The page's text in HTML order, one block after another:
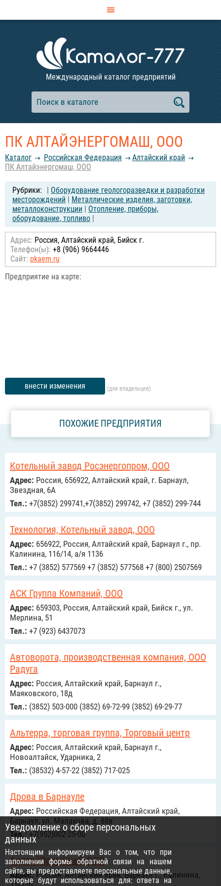
Международный каталог предприятий
ПК АЛТАЙЭНЕРГОМАШ, ООО
Каталог Российcкая Федерация
Алтайский край
ПК Алтайэнергомаш, ООО
| Оборудование геологоразведки и разработки
месторождений | Металлические изделия, заготовки,
металлоконструкции | Отопление, приборы,
оборудование, топливо |
Адрес: Россия, Алтайский край, Бийск г.
Телефон(ы): +8 (906) 9664446
Сайт: pkaem.ru
Предприятие на карте:
внести изменения (для владельцев)
ПОХОЖИЕ ПРЕДПРИЯТИЯ
Котельный завод Росэнергопром, ООО
Адрес: Россия, 656922, Алтайский край, г. Барнаул,
Звездная, 6А
Тел.: +7(3852) 299741,+7(3852) 299742, +7 (3852) 299-744
Технология, Котельный завод, ООО
Адрес: 656922, Россия, Алтайский край, Барнаул г., пр.
Калинина, 116/14, а/я 1136
Тел.: +7 (3852) 577569 +7 (3852) 577568 +7 (800) 2507569
АСК Группа Компаний, ООО
Адрес: 659303, Россия, Алтайский край, Бийск г., ул.
Мерлина, 51
Тел.: +7 (923) 6437073
Автоворота, производственная компания, ООО
Радуга
Адрес: Россия, Алтайский край, Барнаул г.,
Маяковского, 18д
Тел.: (3852) 503-000 (3852) 69-72-99 (3852) 69-29-77
Альтерра, торговая группа, Торговый центр
Адрес: Россия, Алтайский край, Барнаул г.,
Новоалтайск, Ударника, 2
Тел.: (38532) 4-57-22 (3852) 717-025
Дрова в Барнауле
Адрес: Российcкая Федерация, Алтайский край,
Барнаул, ул. Малахова, д. 88в
Тел.: +7(952)002-25-00
АллтайПромСнаб, ООО
Адрес:Россия, Алтайский край, Барнаул г., Калинина,
Уведомление о сборе персональных
данных
Настоящим информируем Вас о том, что при
заполнении формы обратной связи на нашем
сайте, вы предоставляете персональные данные,
которые будут использоваться для: ответа на